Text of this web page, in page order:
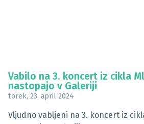
Vabilo na 3. koncert iz cikla
nastopajo v Galeriji
torek, 23. april 2024
Vljudno vabljeni na 3. koncert iz